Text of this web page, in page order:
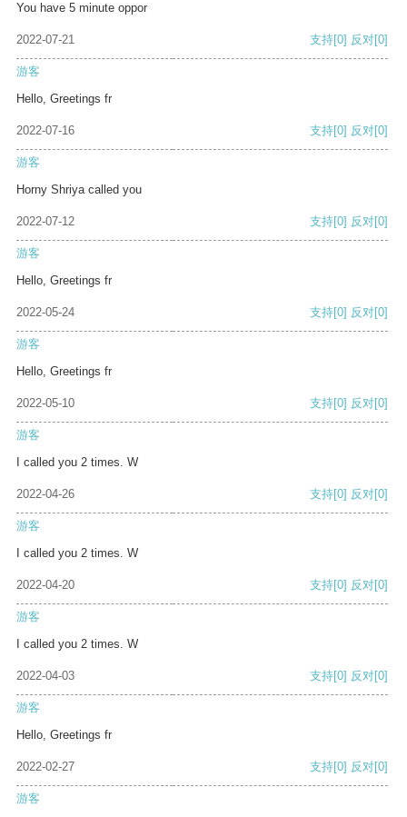
You have 5 minute oppor
2022-07-21 支持[0] 反对[0]
游客
Hello, Greetings fr
2022-07-16 支持[0] 反对[0]
游客
Horny Shriya called you
2022-07-12 支持[0] 反对[0]
游客
Hello, Greetings fr
2022-05-24 支持[0] 反对[0]
游客
Hello, Greetings fr
2022-05-10 支持[0] 反对[0]
游客
I called you 2 times. W
2022-04-26 支持[0] 反对[0]
游客
I called you 2 times. W
2022-04-20 支持[0] 反对[0]
游客
I called you 2 times. W
2022-04-03 支持[0] 反对[0]
游客
Hello, Greetings fr
2022-02-27 支持[0] 反对[0]
游客